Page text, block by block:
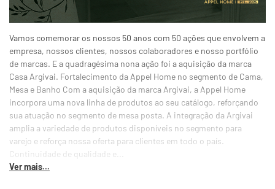
Vamos comemorar os nossos 50 anos com 50 ações que envolvem a
empresa, nossos clientes, nossos colaboradores e nosso portfólio
de marcas. E a quadragésima nona ação foi a aquisição da marca
Casa Argivai. Fortalecimento da Appel Home no segmento de Cama,
Mesa e Banho Com a aquisição da marca Argivai, a Appel Home
incorpora uma nova linha de produtos ao seu catálogo, reforçando
sua atuação no segmento de mesa posta. A integração da Argivai
amplia a variedade de produtos disponíveis no segmento para
varejo e reforça nossa oferta para clientes em todo o país.
Continuidade de qualidade e...
Ver mais...